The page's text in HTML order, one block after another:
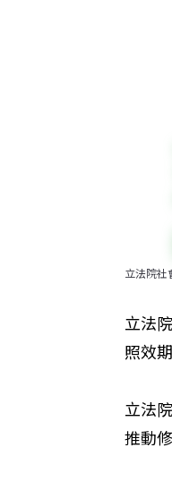
立法院社
立法
照效
立法
推動